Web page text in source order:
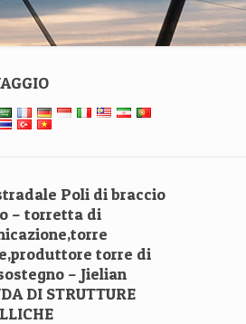
Poli di braccio
– torretta di
torre di
– Jielian
DI STRUTTURE